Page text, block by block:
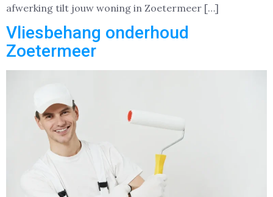
afwerking tilt jouw woning in Zoetermeer […]
Vliesbehang onderhoud
Zoetermeer